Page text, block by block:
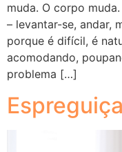
muda. O corpo
– levantar-se, andar,
porque é difícil, é
acomodando,
problema […]